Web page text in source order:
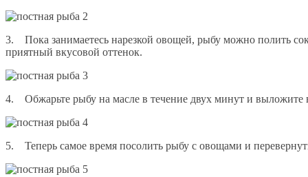
3. Пока занимаетесь нарезкой овощей, рыбу можно полить
приятный вкусовой оттенок.
4. Обжарьте рыбу на масле в течение двух минут и выложите
5. Теперь самое время посолить рыбу с овощами и